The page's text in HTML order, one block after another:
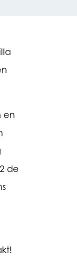
en
de